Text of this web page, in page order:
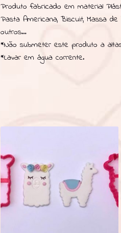
Produto fabricado em material
Pasta Americana, Biscuit, Massa
outros…
*Não submeter este produto a
*Lavar em água corrente.